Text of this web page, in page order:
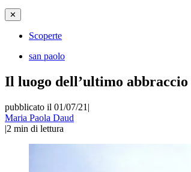
✕
Scoperte
san paolo
Il luogo dell’ultimo
pubblicato il 01/07/21 |
Maria Paola Daud
|2 min di lettura